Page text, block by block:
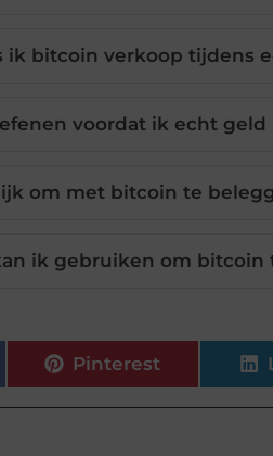
ik bitcoin verkoop tijdens
voordat ik echt geld
om met bitcoin te
ik gebruiken om bitcoin
Pinterest